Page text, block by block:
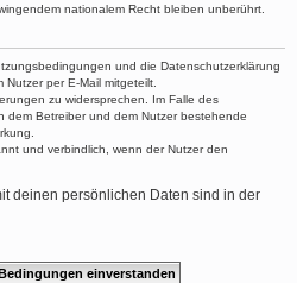
nationalem Recht bleiben unberührt.
und die Datenschutzerklärung
per E-Mail mitgeteilt.
zu widersprechen. Im Falle des
dem Betreiber und dem Nutzer bestehende
und verbindlich, wenn der Nutzer den
deinen persönlichen Daten sind in der